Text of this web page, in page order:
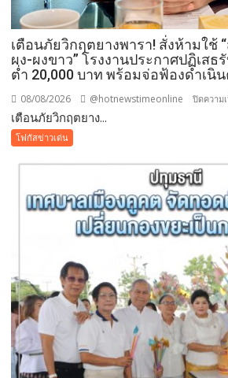
เตือนภัยวิกฤตยางพารา! สั่งห้ามใช้
ผง-ผงขาว” โรงงานประกาศปฏิเส
ต่ำ 20,000 บาท พร้อมจ่อฟ้องดำเนิ
08/08/2026 @hotnewstimeonline ปิดความ
เตือนภัยวิกฤตยาง...
โฟกัสข่าวเด่น